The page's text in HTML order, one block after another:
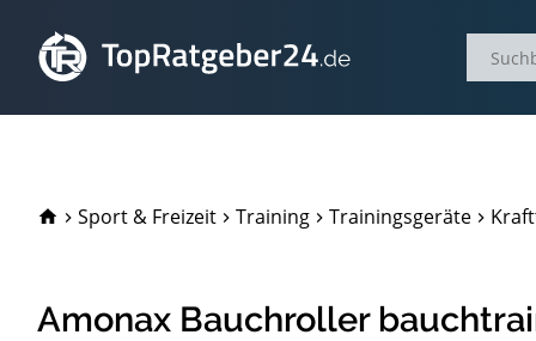
TopRatgeber24.de
Sport & Freizeit Training Trainingsgeräte
Amonax Bauchroller